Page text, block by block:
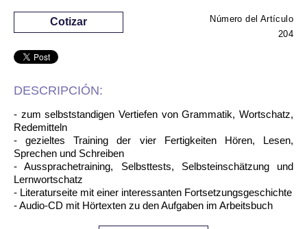
Número del Artículo
204
Cotizar
DESCRIPCIÓN:
- zum selbststandigen Vertiefen von Grammatik, Wortschatz,
Redemitteln
- gezieltes Training der vier Fertigkeiten Hören, Lesen,
Sprechen und Schreiben
- Aussprachetraining, Selbsttests, Selbsteinschätzung und
Lernwortschatz
- Literaturseite mit einer interessanten Fortsetzungsgeschichte
- Audio-CD mit Hörtexten zu den Aufgaben im Arbeitsbuch